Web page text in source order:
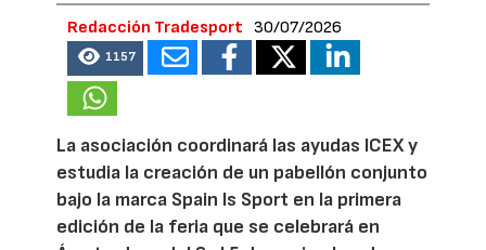
Redacción Tradesport 30/07/2026
1157
La asociación coordinará las ayudas ICEX y
estudia la creación de un pabellón conjunto
bajo la marca Spain Is Sport en la primera
edición de la feria que se celebrará en